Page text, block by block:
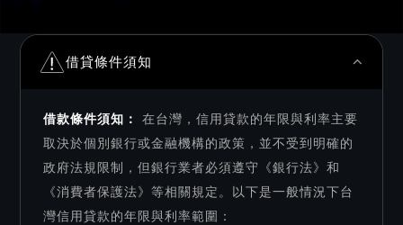
借貸條件須知
借款條件須知：在台灣，信用貸款的年限與利率主要
取決於個別銀行或金融機構的政策，並不受到明確的
政府法規限制，但銀行業者必須遵守《銀行法》和
《消費者保護法》等相關規定。以下是一般情況下台
灣信用貸款的年限與利率範圍：